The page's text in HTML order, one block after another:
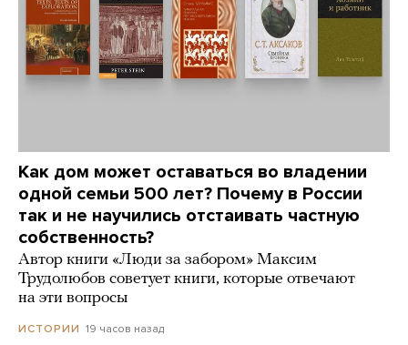
Как дом может оставаться во владении
одной семьи 500 лет? Почему в России
так и не научились отстаивать частную
собственность?
Автор книги «Люди за забором» Максим
Трудолюбов советует книги, которые отвечают
на эти вопросы
ИСТОРИИ 19 часов назад